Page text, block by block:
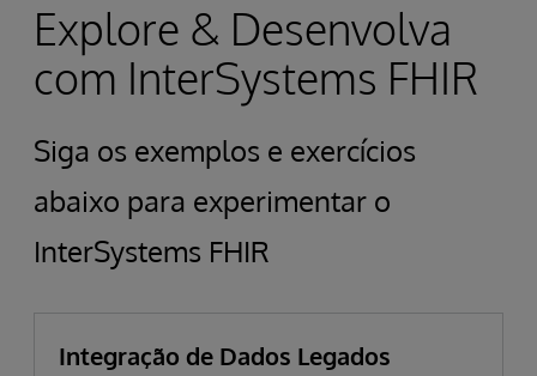
Explore & Desenvolva
com InterSystems FHIR
Siga os exemplos e exercícios
abaixo para experimentar o
InterSystems FHIR
Integração de Dados Legados